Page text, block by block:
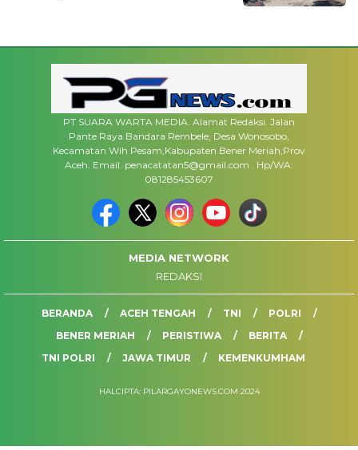
PT SUARA WARTA MEDIA. Alamat Redaksi. Jalan
Pante Raya Bandara Rembele, Desa Wonosobo,
Kecamatan Wih Pesam,Kabupaten Bener Meriah,Prov
Aceh. Email. penacatatan5@gmail.com . Hp/WA:
081285453607
MEDIA NETWORK
REDAKSI
BERANDA ACEH TENGAH TNI
POLRI
BENER MERIAH
PERISTIWA
BERITA
TNI POLRI
JAWA TIMUR KEMENKUMHAM
HALCIPTA: PILARGAYONEWS.COM 2024